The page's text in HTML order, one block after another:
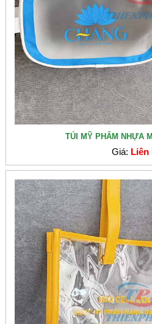
TÚI MỸ PHẨM NHỰA
Giá: Liên